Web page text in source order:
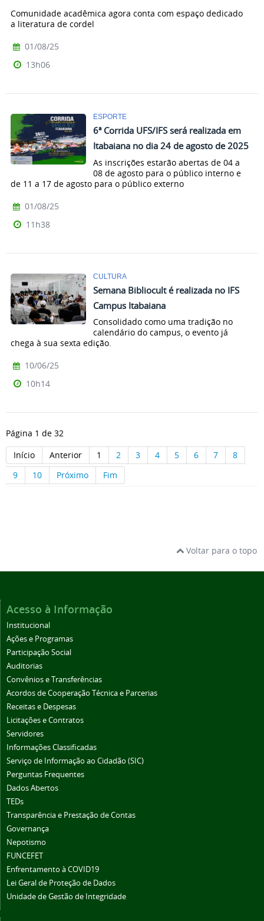
Comunidade acadêmica agora conta com espaço dedicado
a literatura de cordel
01/08/25
13h06
ESPORTE
6ª Corrida UFS/IFS será realizada em
Itabaiana no dia 24 de agosto de 2025
As inscrições estarão abertas de 04 a
08 de agosto para o público interno e
de 11 a 17 de agosto para o público externo
01/08/25
11h38
CULTURA
Semana Bibliocult é realizada no IFS
Campus Itabaiana
Consolidado como uma tradição no
calendário do campus, o evento já
chega à sua sexta edição.
10/06/25
10h14
Página 1 de 32
Início
Anterior 1 2 3 4 5 6 7
8
9
10 Próximo Fim
Voltar para o topo
Acesso à Informação
Institucional
Ações e Programas
Participação Social
Auditorias
Convênios e Transferências
Acordos de Cooperação Técnica e Parcerias
Receitas e Despesas
Licitações e Contratos
Servidores
Informações Classificadas
Serviço de Informação ao Cidadão (SIC)
Perguntas Frequentes
Dados Abertos
TEDs
Transparência e Prestação de Contas
Governança
Nepotismo
FUNCEFET
Enfrentamento à COVID19
Lei Geral de Proteção de Dados
Unidade de Gestão de Integridade